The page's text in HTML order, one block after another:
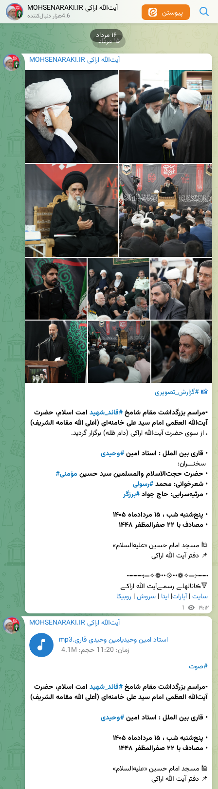
۱۶ مرداد
پیوستن MOHSENARAKI.IR آیت‌الله اراکی
4.6هزار دنبال‌کننده
MOHSENARAKI.IR آیت‌الله اراکی
📸#گزارش_تصویری
▪️مراسم بزرگداشت مقام شامخ #قائد_شهید
آیت‌الله العظمی امام سید علی خامنه‌ای (أعلى الله مقامه الشريف)
• قاری بین الملل :‌ استاد امین
#وحیدی
• حضرت حجت‌الاسلام والمسلمین سید حسین #مؤمنی
• شعرخوانی: محمد #رسولی
• مرثیه‌سرایی: حاج جواد
#برزگر
•
• مصادف با ۲۲ صفرالمظفر ۱۴۴۸
🔻ڪانالهاـے رسمـےآیت الله اراکـے
سایت | آپارات| ایتا | سروش | روبیکا
1 ۱۹:۱۲
۱۵ مرداد
MOHSENARAKI.IR آیت‌الله اراکی
استاد امین وحیدیامین وحیدی قاری.mp3
زمان: 11:20 حجم: 4.1M
#صوت
▪️مراسم بزرگداشت مقام شامخ #قائد_شهید
آیت‌الله العظمی امام سید علی خامنه‌ای (أعلى الله مقامه الشريف)
• قاری بین الملل :‌ استاد امین
#وحیدی
•
• مصادف با ۲۲ صفرالمظفر ۱۴۴۸